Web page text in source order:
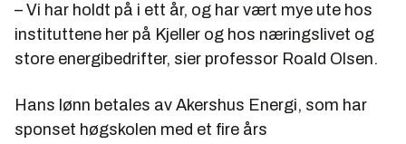
– Vi har holdt på i ett år, og har vært mye ute hos
instituttene her på Kjeller og hos næringslivet og
store energibedrifter, sier professor Roald Olsen.
Hans lønn betales av Akershus Energi, som har
sponset høgskolen med et fire års